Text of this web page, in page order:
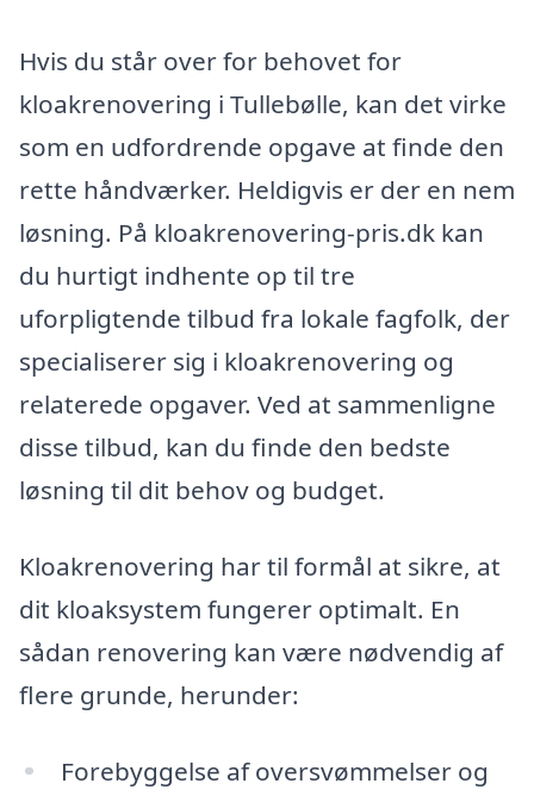
Hvis du står over for behovet for
kloakrenovering i Tullebølle, kan det virke
som en udfordrende opgave at finde den
rette håndværker. Heldigvis er der en nem
løsning. På kloakrenovering-pris.dk kan
du hurtigt indhente op til tre
uforpligtende tilbud fra lokale fagfolk, der
specialiserer sig i kloakrenovering og
relaterede opgaver. Ved at sammenligne
disse tilbud, kan du finde den bedste
løsning til dit behov og budget.
Kloakrenovering har til formål at sikre, at
dit kloaksystem fungerer optimalt. En
sådan renovering kan være nødvendig af
flere grunde, herunder:
Forebyggelse af oversvømmelser og